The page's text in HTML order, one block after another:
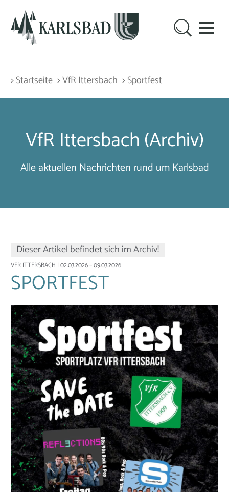
> Startseite > VfR Ittersbach > Sportfest
VfR Ittersbach (Archiv)
Alle aktuellen Nachrichten rund um Karlsbad
Dieser Artikel befindet sich im Archiv!
VFR ITTERSBACH | 02.07.2026 – 09.07.2026
SPORTFEST